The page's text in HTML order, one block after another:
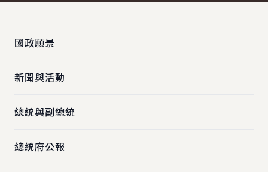
國政願景
新聞與活動
總統與副總統
總統府公報